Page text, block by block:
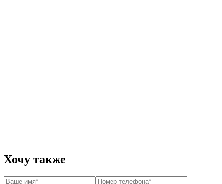
Хочу также